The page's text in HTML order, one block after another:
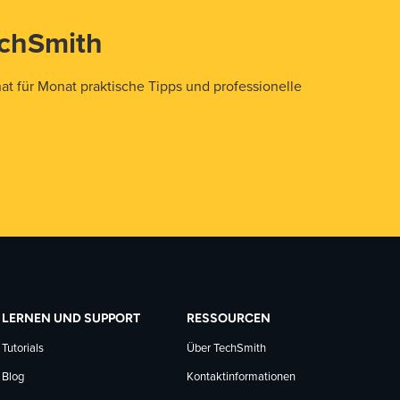
für Monat praktische Tipps und professionelle
LERNEN UND SUPPORT
Tutorials
Blog
RESSOURCEN
Über TechSmith
Kontaktinformationen